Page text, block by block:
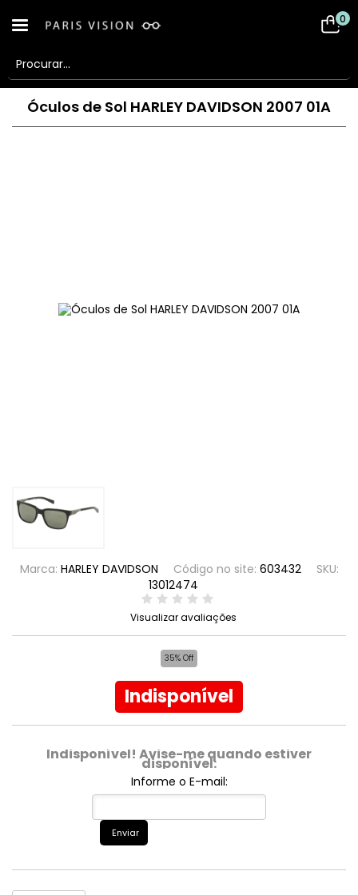
0
Óculos de Sol HARLEY DAVIDSON 2007 01A
Marca: HARLEY DAVIDSON Código no site: 603432
SKU:
13012474
Visualizar avaliações
35% Off
Indisponível
Indisponível! Avise-me quando estiver
disponível:
Informe o E-mail:
Enviar